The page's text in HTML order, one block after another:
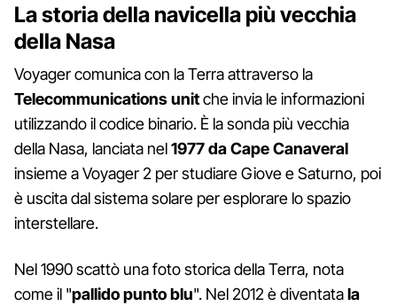
La storia della navicella più vecchia
della Nasa
Voyager comunica con la Terra attraverso la
Telecommunications unitche invia le informazioni
utilizzando il codice binario. È la sonda più vecchia
della Nasa, lanciata nel1977 da Cape Canaveral
insieme a Voyager 2 per studiare Giove e Saturno, poi
è uscita dal sistema solare per esplorare lo spazio
interstellare.
Nel 1990 scattò una foto storica della Terra, nota
come il "pallido punto blu". Nel 2012 è diventatala